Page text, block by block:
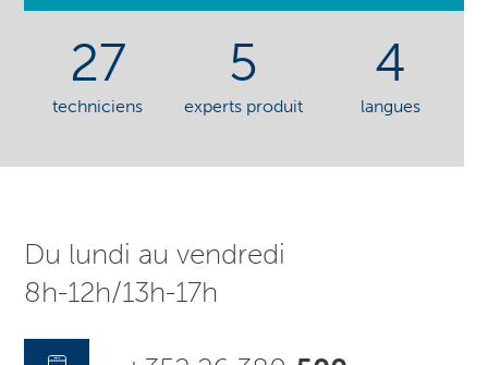
27
techniciens
5
experts produit
4
langues
Du lundi au vendredi
8h-12h/13h-17h